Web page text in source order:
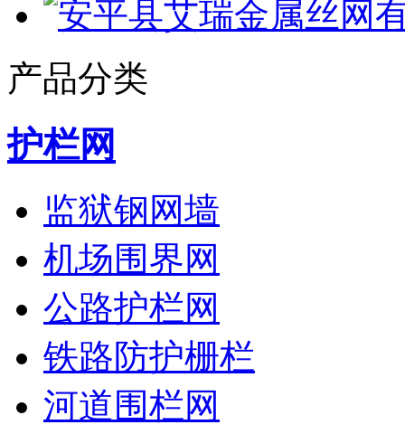
产品分类
护栏网
监狱钢网墙
机场围界网
公路护栏网
铁路防护栅栏
河道围栏网